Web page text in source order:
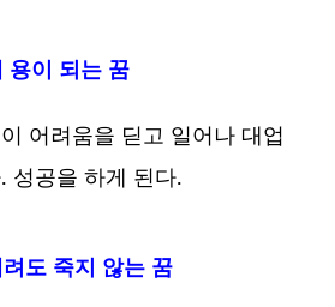
용이 되는 꿈
어려움을 딛고 일어나 대업
성공을 하게 된다.
도 죽지 않는 꿈